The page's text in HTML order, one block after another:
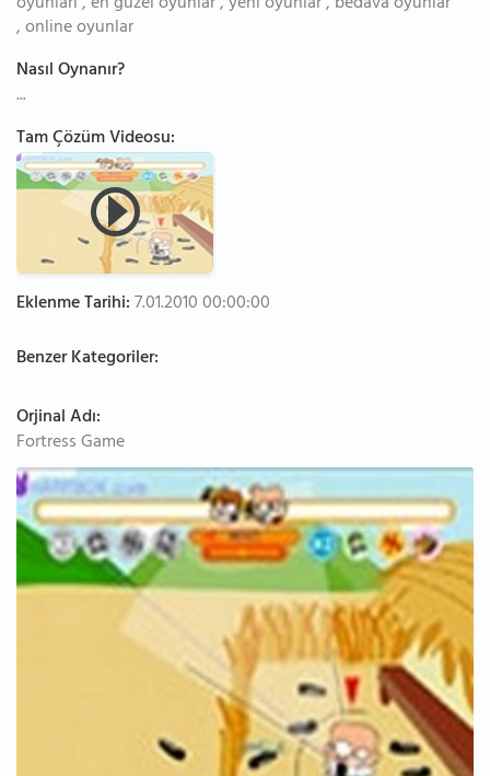
, online oyunlar
Nasıl Oynanır?
...
Tam Çözüm Videosu:
Eklenme Tarihi:7.01.2010 00:00:00
Benzer Kategoriler:
Orjinal Adı:
Fortress Game